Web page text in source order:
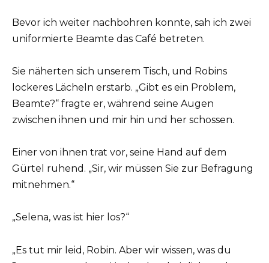
Bevor ich weiter nachbohren konnte, sah ich zwei
uniformierte Beamte das Café betreten.
Sie näherten sich unserem Tisch, und Robins
lockeres Lächeln erstarb. „Gibt es ein Problem,
Beamte?“ fragte er, während seine Augen
zwischen ihnen und mir hin und her schossen.
Einer von ihnen trat vor, seine Hand auf dem
Gürtel ruhend. „Sir, wir müssen Sie zur Befragung
mitnehmen.“
„Selena, was ist hier los?“
„Es tut mir leid, Robin. Aber wir wissen, was du